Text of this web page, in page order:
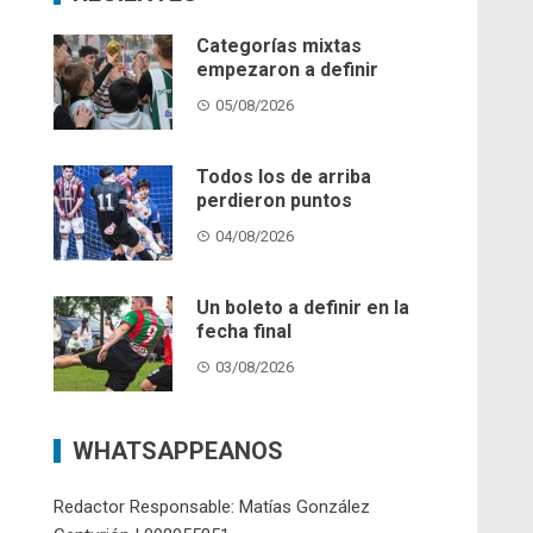
Categorías mixtas
empezaron a definir
05/08/2026
Todos los de arriba
perdieron puntos
04/08/2026
Un boleto a definir en la
fecha final
03/08/2026
WHATSAPPEANOS
Redactor Responsable: Matías González